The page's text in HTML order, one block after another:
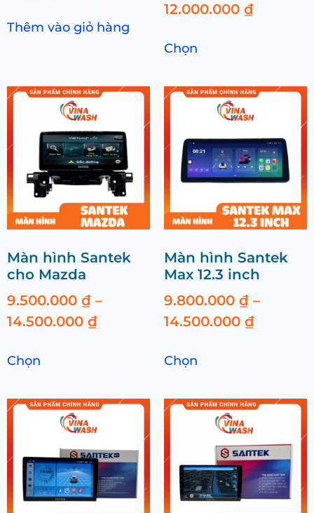
Thêm vào giỏ hàng
12.000.000 ₫
Chọn
Màn hình Santek
cho Mazda
9.500.000 ₫ –
14.500.000 ₫
Chọn
Màn hình Santek
Max 12.3 inch
9.800.000 ₫ –
14.500.000 ₫
Chọn